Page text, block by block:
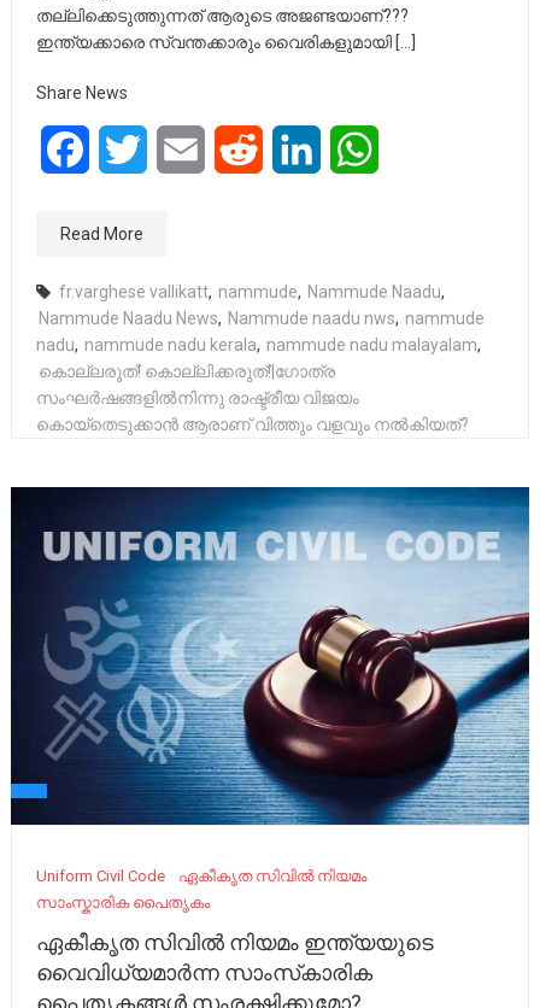
തല്ലിക്കെടുത്തുന്നത് ആരുടെ അജണ്ടയാണ്???
ഇന്ത്യക്കാരെ സ്വന്തക്കാരും വൈരികളുമായി […]
Share News
FacebookTwitter Email Reddit LinkedIn
Read More
fr.varghese vallikatt, nammude, Nammude Naadu,
Nammude Naadu News, Nammude naadu nws, nammude
nadu, nammude nadu kerala, nammude nadu malayalam,
കൊല്ലരുത്! കൊല്ലിക്കരുത്!|ഗോത്ര
സംഘർഷങ്ങളിൽനിന്നു രാഷ്ട്രീയ വിജയം
കൊയ്തെടുക്കാൻ ആരാണ് വിത്തും വളവും നൽകിയത്?
Uniform Civil Code
ഏകീകൃത സിവിൽ നിയമം
സാംസ്കാരിക പൈതൃകം
ഏകീകൃത സിവിൽ നിയമം ഇന്ത്യയുടെ
വൈവിധ്യമാർന്ന സാംസ്‌കാരിക
പൈതൃകങ്ങൾ സംരക്ഷിക്കുമോ?